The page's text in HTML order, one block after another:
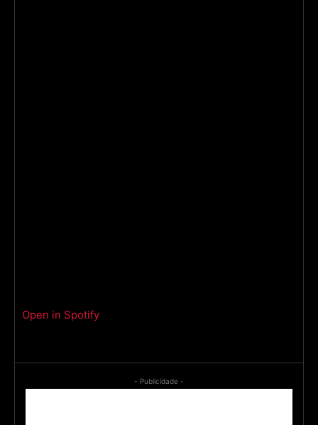
Open in Spotify
- Publicidade -